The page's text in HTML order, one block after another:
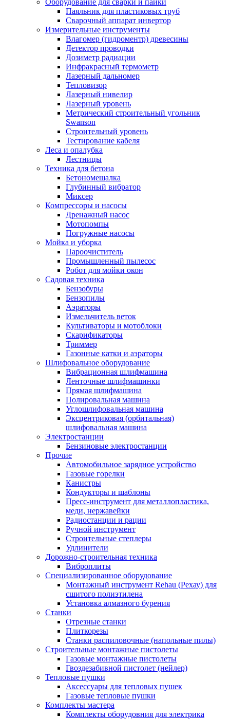
Оборудование для сварки и пайки
Паяльник для пластиковых труб
Сварочный аппарат инвертор
Измерительные инструменты
Влагомер (гидроментр) древесины
Детектор проводки
Дозиметр радиации
Инфракрасный термометр
Лазерный дальномер
Тепловизор
Лазерный нивелир
Лазерный уровень
Метрический строительный угольник
Swanson
Строительный уровень
Тестирование кабеля
Леса и опалубка
Лестницы
Техника для бетона
Бетономешалка
Глубинный вибратор
Миксер
Компрессоры и насосы
Дренажный насос
Мотопомпы
Погружные насосы
Мойка и уборка
Пароочиститель
Промышленный пылесос
Робот для мойки окон
Садовая техника
Бензобуры
Бензопилы
Аэраторы
Измельчитель веток
Культиваторы и мотоблоки
Скарификаторы
Триммер
Газонные катки и аэраторы
Шлифовальное оборудование
Вибрационная шлифмашина
Ленточные шлифмашинки
Прямая шлифмашина
Полировальная машина
Углошлифовальная машина
Эксцентриковая (орбитальная)
шлифовальная машина
Электростанции
Бензиновые электростанции
Прочие
Автомобильное зарядное устройство
Газовые горелки
Канистры
Кондукторы и шаблоны
Пресс-инструмент для металлопластика,
меди, нержавейки
Радиостанции и рации
Ручной инструмент
Строительные степлеры
Удлинители
Дорожно-строительная техника
Виброплиты
Специализированное оборудование
Монтажный инструмент Rehau (Рехау) для
сшитого полиэтилена
Установка алмазного бурения
Станки
Отрезные станки
Плиткорезы
Станки распиловочные (напольные пилы)
Строительные монтажные пистолеты
Газовые монтажные пистолеты
Гвоздезабивной пистолет (нейлер)
Тепловые пушки
Аксессуары для тепловых пушек
Газовые тепловые пушки
Комплекты мастера
Комплекты оборудовния для электрика